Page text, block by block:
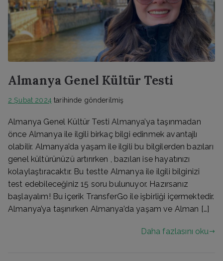
Almanya Genel Kültür Testi
2 Şubat 2024 tarihinde gönderilmiş
Almanya Genel Kültür Testi Almanya’ya taşınmadan
önce Almanya ile ilgili birkaç bilgi edinmek avantajlı
olabilir. Almanya’da yaşam ile ilgili bu bilgilerden bazıları
genel kültürünüzü artırırken , bazıları ise hayatınızı
kolaylaştıracaktır. Bu testte Almanya ile ilgili bilginizi
test edebileceğiniz 15 soru bulunuyor. Hazırsanız
başlayalım! Bu içerik TransferGo ile işbirliği içermektedir.
Almanya’ya taşınırken Almanya’da yaşam ve Alman […]
Daha fazlasını oku